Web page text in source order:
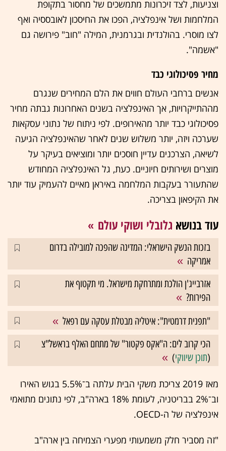
וצניעות, לצד זיכרונות מתמשכים של מחסור בתקופת
המלחמות ושל אינפלציה, הפכו את החיסכון לאובססיה ואף
לצו מוסרי. בהולנדית ובגרמנית, המילה "חוב" פירושה גם
"אשמה".
מחיר פסיכולוגי כבד
אנשים ברחבי העולם חווים את הלם המחירים שנגרם
מההתייקרויות, אך האינפלציה בשנים האחרונות גבתה מחיר
פסיכולוגי כבד יותר מהאירופים. לפי ניתוח של נתוני עסקאות
שערכה ויזה, יותר משלוש שנים לאחר שהאינפלציה הגיעה
לשיאה, הצרכנים עדיין חוסכים יותר ומוציאים בעיקר על
מוצרים ושירותים חיוניים. כעת, גל האינפלציה המחודש
שהתעורר בעקבות המלחמה באיראן מאיים להעמיק עוד יותר
את הקיפאון בצריכה.
עוד בנושא גלובלי ושוקי עולם
בזכות הנשק הישראלי: המדינה שהפכה למובילה בדרום
אמריקה
אזרבייג'ן הולכת ומתרחקת מישראל. מי תקטוף את
הפירות?
"תפנית דרמטית": איטליה מבטלת עסקה עם רפאל
הכי קרוב לים: ה"אקס פקטור" של מתחם האלף בראשל"צ
(תוכן שיווקי)
מאז 2019 צריכת משקי הבית עלתה ב־5.5% בגוש האירו
וב־2% בבריטניה, לעומת 18% בארה"ב, לפי נתונים מתואמי
אינפלציה של ה-OECD.
"זה מסביר חלק משמעותי מפערי הצמיחה בין ארה"ב